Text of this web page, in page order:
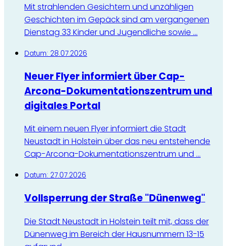
Mit strahlenden Gesichtern und unzähligen
Geschichten im Gepäck sind am vergangenen
Dienstag 33 Kinder und Jugendliche sowie ...
Datum: 28.07.2026
Neuer Flyer informiert über Cap-
Arcona-Dokumentationszentrum und
digitales Portal
Mit einem neuen Flyer informiert die Stadt
Neustadt in Holstein über das neu entstehende
Cap-Arcona-Dokumentationszentrum und ...
Datum: 27.07.2026
Vollsperrung der Straße "Dünenweg"
Die Stadt Neustadt in Holstein teilt mit, dass der
Dünenweg im Bereich der Hausnummern 13-15